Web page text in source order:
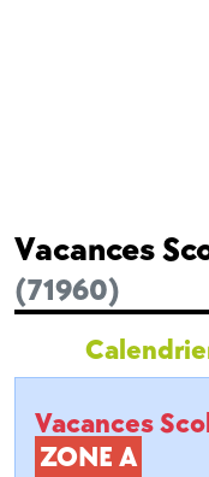
Vacances
(71960)
Vacances
ZONE A